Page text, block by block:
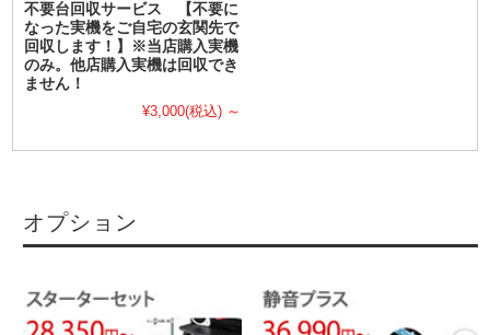
不要台回収サービス 【不要に
なった実機をご自宅の玄関先で
回収します！】※当店購入実機
のみ。他店購入実機は回収でき
ません！
¥3,000(税込) ～
オプション